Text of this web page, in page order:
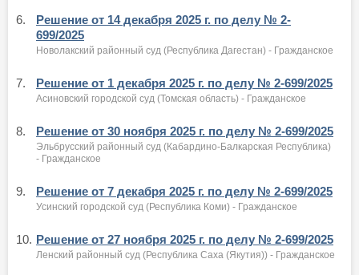
6.
Решение от 14 декабря 2025 г. по делу № 2-
699/2025
Новолакский районный суд (Республика Дагестан) - Гражданское
7. Решение от 1 декабря 2025 г. по делу № 2-699/2025
Асиновский городской суд (Томская область) - Гражданское
8. Решение от 30 ноября 2025 г. по делу № 2-699/2025
Эльбрусский районный суд (Кабардино-Балкарская Республика)
- Гражданское
9. Решение от 7 декабря 2025 г. по делу № 2-699/2025
Усинский городской суд (Республика Коми) - Гражданское
10. Решение от 27 ноября 2025 г. по делу № 2-699/2025
Ленский районный суд (Республика Саха (Якутия)) - Гражданское